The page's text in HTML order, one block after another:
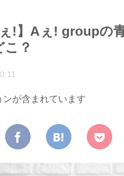
!】Aぇ! groupの
？
が含まれています